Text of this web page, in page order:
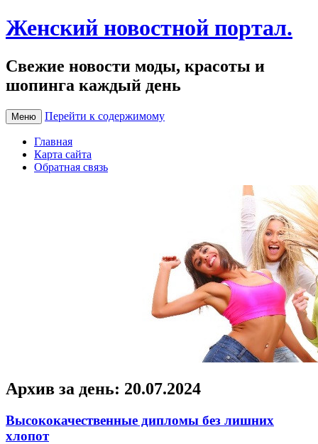
Женский новостной портал.
Свежие новости моды, красоты и
шопинга каждый день
Меню Перейти к содержимому
Главная
Карта сайта
Обратная связь
Архив за день: 20.07.2024
Высококачественные дипломы без лишних
хлопот